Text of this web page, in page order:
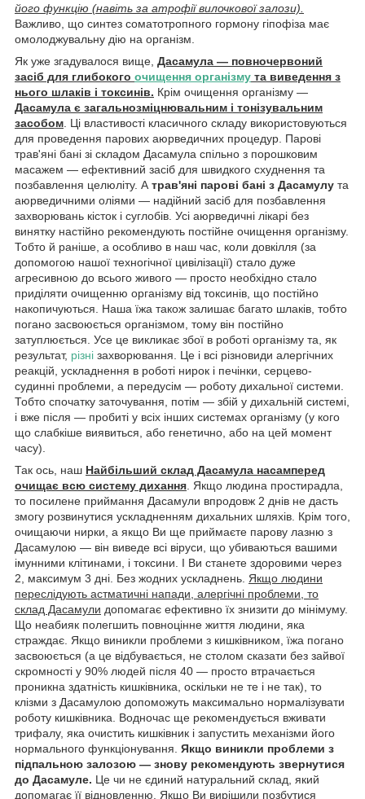
його функцію (навіть за атрофії вилочкової залози).
Важливо, що синтез соматотропного гормону гіпофіза має
омолоджувальну дію на організм.
Як уже згадувалося вище, Дасамула — повночервоний
засіб для глибокого очищення організму та виведення з
нього шлаків і токсинів. Крім очищення організму —
Дасамула є загальнозміцнювальним і тонізувальним
засобом . Ці властивості класичного складу використовуються
для проведення парових аюрведичних процедур. Парові
трав'яні бані зі складом Дасамула спільно з порошковим
масажем — ефективний засіб для швидкого схуднення та
позбавлення целюліту. А трав'яні парові бані з Дасамулу та
аюрведичними оліями — надійний засіб для позбавлення
захворювань кісток і суглобів. Усі аюрведичні лікарі без
винятку настійно рекомендують постійне очищення організму.
Тобто й раніше, а особливо в наш час, коли довкілля (за
допомогою нашої техногічної цивілізації) стало дуже
агресивною до всього живого — просто необхідно стало
приділяти очищенню організму від токсинів, що постійно
накопичуються. Наша їжа також залишає багато шлаків, тобто
погано засвоюється організмом, тому він постійно
затуплюється. Усе це викликає збої в роботі організму та, як
результат, різні захворювання. Це і всі різновиди алергічних
реакцій, ускладнення в роботі нирок і печінки, серцево-
судинні проблеми, а передусім — роботу дихальної системи.
Тобто спочатку заточування, потім — збій у дихальній системі,
і вже після — пробиті у всіх інших системах організму (у кого
що слабкіше виявиться, або генетично, або на цей момент
часу).
Так ось, наш Найбільший склад Дасамула насамперед
очищає всю систему дихання . Якщо людина простирадла,
то посилене приймання Дасамули впродовж 2 днів не дасть
змогу розвинутися ускладненням дихальних шляхів. Крім того,
очищаючи нирки, а якщо Ви ще приймаєте парову лазню з
Дасамулою — він виведе всі віруси, що убиваються вашими
імунними клітинами, і токсини. І Ви станете здоровими через
2, максимум 3 дні. Без жодних ускладнень. Якщо людини
переслідують астматичні напади, алергічні проблеми, то
склад Дасамули допомагає ефективно їх знизити до мінімуму.
Що неабияк полегшить повноцінне життя людини, яка
страждає. Якщо виникли проблеми з кишківником, їжа погано
засвоюється (а це відбувається, не столом сказати без зайвої
скромності у 90% людей після 40 — просто втрачається
проникна здатність кишківника, оскільки не те і не так), то
клізми з Дасамулою допоможуть максимально нормалізувати
роботу кишківника. Водночас ще рекомендується вживати
трифалу, яка очистить кишківник і запустить механізми його
нормального функціонування. Якщо виникли проблеми з
підпальною залозою — знову рекомендують звернутися
до Дасамуле. Це чи не єдиний натуральний склад, який
допомагає її відновленню. Якщо Ви вирішили позбутися